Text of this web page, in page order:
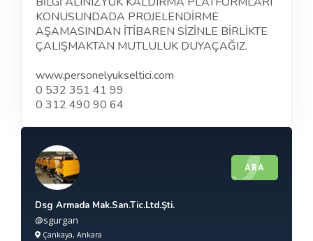
KONUSUNDADA PROJELENDİRME
AŞAMASINDAN İTİBAREN SİZİNLE BİRLİKTE
ÇALIŞMAKTAN MUTLULUK DUYAÇAĞIZ.
www.personelyukseltici.com
0 532 351 41 99
0 312 490 90 64
ARA
Dsg Armada Mak.San.Tic.Ltd.Şti.
@sgurgan
Çankaya, Ankara